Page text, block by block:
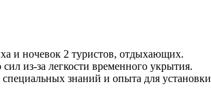
и ночевок 2 туристов, отдыхающих.
из-за легкости временного укрытия.
знаний и опыта для установки